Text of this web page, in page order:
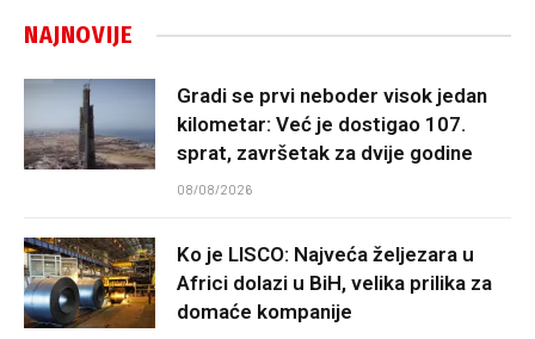
NAJNOVIJE
Gradi se prvi neboder visok jedan
kilometar: Već je dostigao 107.
sprat, završetak za dvije godine
08/08/2026
Ko je LISCO: Najveća željezara u
Africi dolazi u BiH, velika prilika za
domaće kompanije